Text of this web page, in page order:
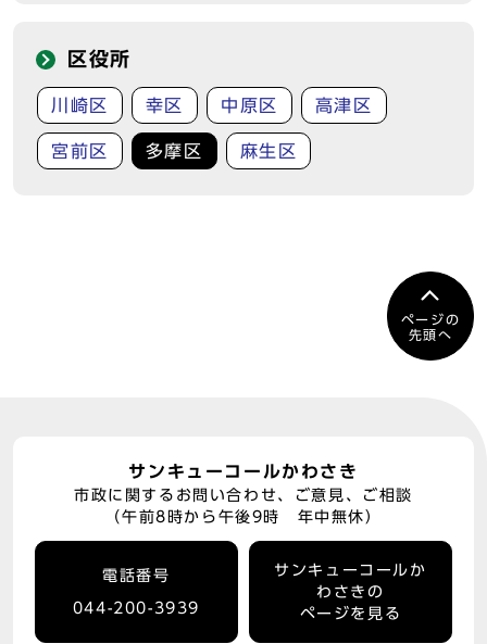
区役所
川崎区 幸区 中原区 高津区
宮前区 多摩区 麻生区
ページの
先頭へ
サンキューコールかわさき
市政に関するお問い合わせ、ご意見、ご相談
（午前8時から午後9時 年中無休）
電話番号
044-200-3939
サンキューコールか
わさきの
ページを見る